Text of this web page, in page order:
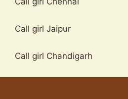
Call girl Jaipur
Call girl Chandigarh